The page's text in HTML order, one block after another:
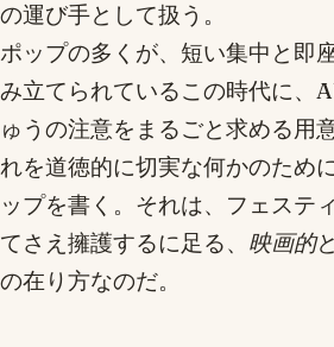
の運び手として扱う。
ポップの多くが、短い集中と即
み立てられているこの時代に、
ゅうの注意をまるごと求める用
れを道徳的に切実な何かのため
ップを書く。それは、フェステ
てさえ擁護するに足る、 映画的
の在り方なのだ。